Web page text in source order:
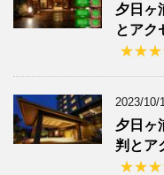
夕日
とアク
2023/10/
夕日
判とア